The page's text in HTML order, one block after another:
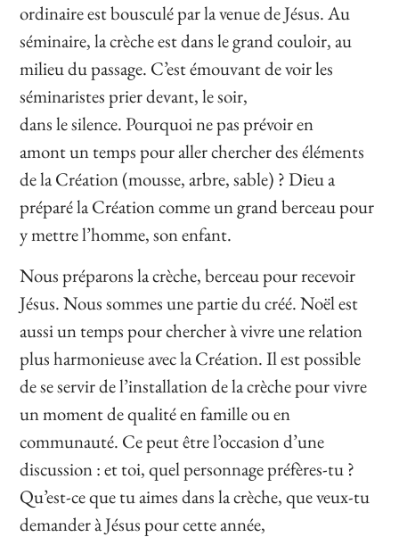
ordinaire est bousculé par la venue de Jésus.Au
séminaire, la crèche est dans le grand couloir, au
milieu du passage. C’est émouvant de voir les
séminaristes prier devant,le soir,
danslesilence.Pourquoi ne pas prévoiren
amontun temps pour aller chercher des éléments
de la Création (mousse, arbre, sable) ? Dieu a
préparé la Création comme un grand berceau pour
y mettre l’homme, son enfant.
Nouspréparons la crèche,berceau pour recevoir
Jésus.Nous sommes une partie du créé.Noëlest
aussi un temps pour chercher à vivre unerelation
plus harmonieuse avec la Création. Il est possible
de se servir de l’installation de la crèche pour vivre
un moment de qualité en famille ou en
communauté. Ce peutêtrel’occasion d’une
discussion : et toi, quel personnage préfères-tu ?
Qu’est-ce que tu aimes dans la crèche, que veux-tu
demander à Jésus pour cette année,